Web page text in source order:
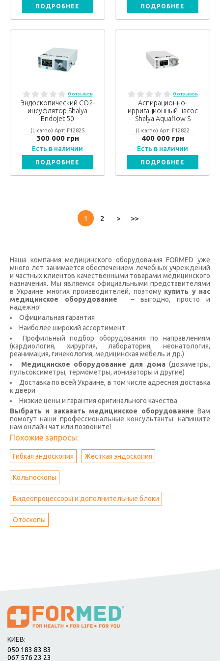
ПОДРОБНЕЕ ПОДРОБНЕЕ
0 отзывов
Эндоскопический СО2-
инсуфлятор Shalya
Endojet 50
(Licarno) Арт: F12825
300 000 грн
Есть в наличии
ПОДРОБНЕЕ
0 отзывов
Аспирационно-
ирригационный насос
Shalya Aquaflow S
(Licarno) Арт: F12822
400 000 грн
Есть в наличии
ПОДРОБНЕЕ
1 2 > >>
Наша компания медицинского оборудования FORMED уже
много лет занимается обеспечением лечебных учреждений
и частных клиентов качественными товарами медицинского
назначения. Мы являемся официальными представителями
в Украине многих производителей, поэтому купить у нас
медицинское оборудование
– выгодно, просто и
надежно!
Официальная гарантия
Наиболее широкий ассортимент
Профильный подбор оборудования по направлениям
(кардиология, хирургия, лаборатория, неонатология,
реанимация, гинекология, медицинская мебель и др.)
Медицинское оборудование для дома (дозиметры,
пульсоксиметры, термометры, ионизаторы и другие)
Доставка по всей Украине, в том числе адресная доставка
к двери
Низкие цены и гарантия оригинального качества
Выбрать и заказать медицинское оборудование Вам
помогут наши профессиональные консультанты: напишите
нам онлайн чат или позвоните!
Похожие запросы:
Гибкая эндоскопия Жесткая эндоскопия
Кольпоскопы
Видеопроцессоры и дополнительные блоки
Отоскопы
КИЕВ:
050 183 83 83
067 576 23 23